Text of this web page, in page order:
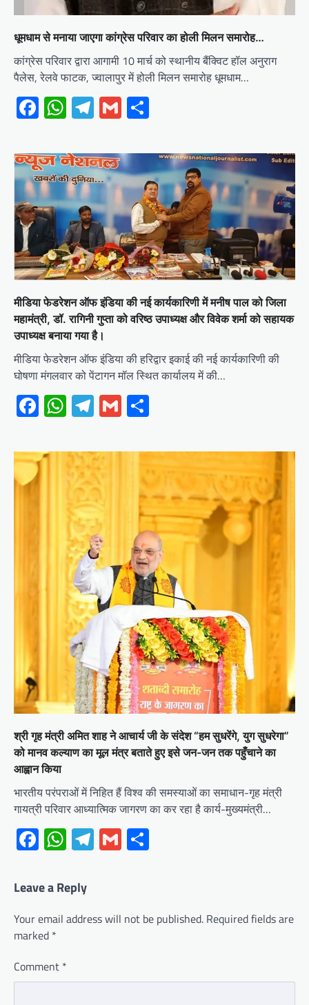
धूमधाम से मनाया जाएगा कांग्रेस परिवार का होली मिलन समारोह…
कांग्रेस परिवार द्वारा आगामी 10 मार्च को स्थानीय बैंक्विट हॉल अनुराग
पैलेस, रेलवे फाटक, ज्वालापुर में होली मिलन समारोह धूमधाम…
Facebook
WhatsApp
Telegram
Gmail
मीडिया फेडरेशन ऑफ इंडिया की नई कार्यकारिणी में मनीष पाल को जिला
महामंत्री, डॉ. रागिनी गुप्ता को वरिष्ठ उपाध्यक्ष और विवेक शर्मा को सहायक
उपाध्यक्ष बनाया गया है।
मीडिया फेडरेशन ऑफ इंडिया की हरिद्वार इकाई की नई कार्यकारिणी की
घोषणा मंगलवार को पेंटागन मॉल स्थित कार्यालय में की…
Facebook
WhatsApp
Telegram
Gmail
श्री गृह मंत्री अमित शाह ने आचार्य जी के संदेश “हम सुधरेंगे, युग सुधरेगा”
को मानव कल्याण का मूल मंत्र बताते हुए इसे जन-जन तक पहुँचाने का
आह्वान किया
भारतीय परंपराओं में निहित हैं विश्व की समस्याओं का समाधान-गृह मंत्री
गायत्री परिवार आध्यात्मिक जागरण का कर रहा है कार्य-मुख्यमंत्री…
Facebook
WhatsApp
Telegram
Gmail
Leave a Reply
Your email address will not be published. Required fields are
marked *
Comment *